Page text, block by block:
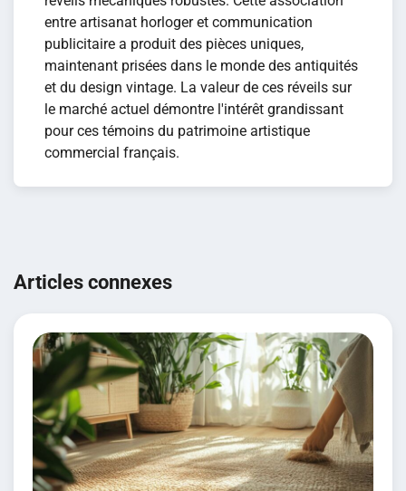
entre artisanat horloger et communication
publicitaire a produit des pièces uniques,
maintenant prisées dans le monde des antiquités
et du design vintage. La valeur de ces réveils sur
le marché actuel démontre l'intérêt grandissant
pour ces témoins du patrimoine artistique
commercial français.
de
Articles connexes